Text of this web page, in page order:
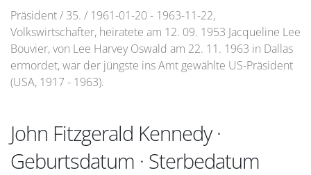
Präsident / 35. / 1961-01-20 - 1963-11-22,
Volkswirtschafter, heiratete am 12. 09. 1953 Jacqueline Lee
Bouvier, von Lee Harvey Oswald am 22. 11. 1963 in Dallas
ermordet, war der jüngste ins Amt gewählte US-Präsident
(USA, 1917 - 1963).
John Fitzgerald Kennedy ·
Geburtsdatum · Sterbedatum